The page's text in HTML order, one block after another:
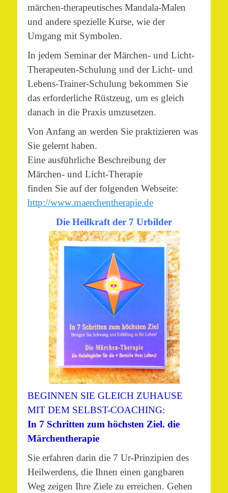
märchen-therapeutisches Mandala-Malen
und andere spezielle Kurse, wie der
Umgang mit Symbolen.
In jedem Seminar der Märchen- und Licht-
Therapeuten-Schulung und der Licht- und
Lebens-Trainer-Schulung bekommen Sie
das erforderliche Rüstzeug, um es gleich
danach in die Praxis umzusetzen.
Von Anfang an werden Sie praktizieren was
Sie gelernt haben.
Eine ausführliche Beschreibung der
Märchen- und Licht-Therapie
finden Sie auf der folgenden Webseite:
http://www.maerchentherapie.de
Die Heilkraft der 7 Urbilder
BEGINNEN SIE GLEICH ZUHAUSE
MIT DEM SELBST-COACHING:
In 7 Schritten zum höchsten Ziel. die
Märchentherapie
Sie erfahren darin die 7 Ur-Prinzipien des
Heilwerdens, die Ihnen einen gangbaren
Weg zeigen Ihre Ziele zu erreichen. Gehen